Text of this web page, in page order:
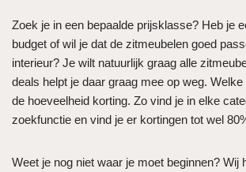
Zoek je in een bepaalde prijsklasse? Heb je
budget of wil je dat de zitmeubelen goed
interieur? Je wilt natuurlijk graag alle
deals helpt je daar graag mee op weg.
de hoeveelheid korting. Zo vind je in elke
zoekfunctie en vind je er kortingen tot wel
Weet je nog niet waar je moet beginnen? Wij